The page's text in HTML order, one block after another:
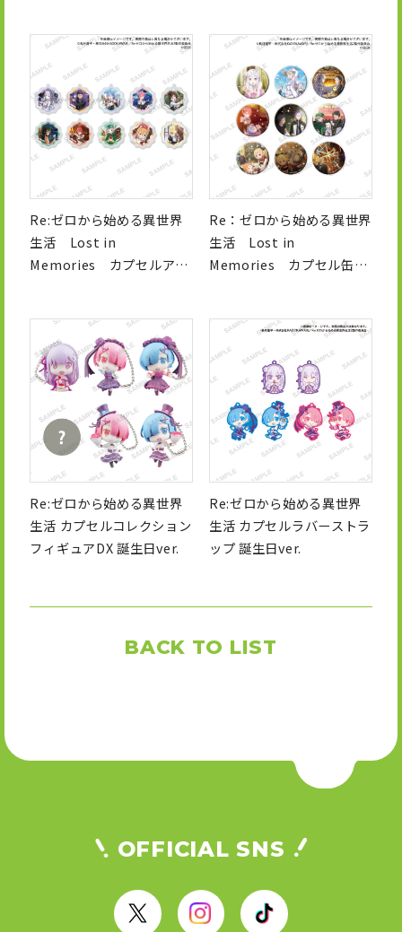
Re:ゼロから始める異世界
生活 Lost in
Memories カプセルアク
Re：ゼロから始める異世界
生活 Lost in
Memories カプセル缶バ
Re:ゼロから始める異世界
生活 カプセルコレクション
フィギュアDX 誕生日ver.
Re:ゼロから始める異世界
生活 カプセルラバーストラ
ップ 誕生日ver.
BACK TO LIST
OFFICIAL SNS
X
T